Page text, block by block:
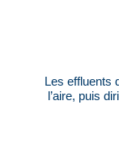
Les effluents
l’aire, puis